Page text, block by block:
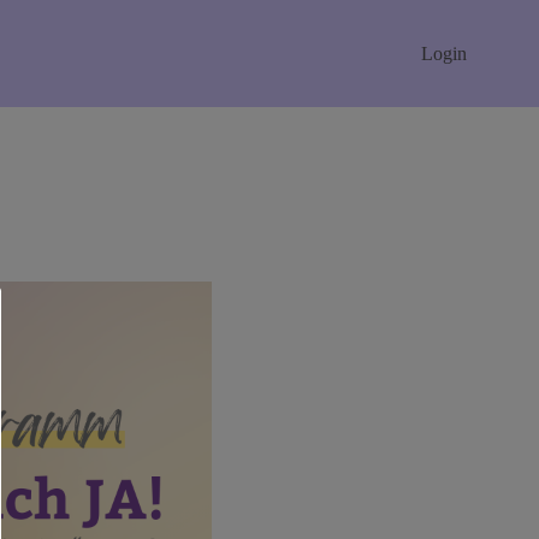
Login